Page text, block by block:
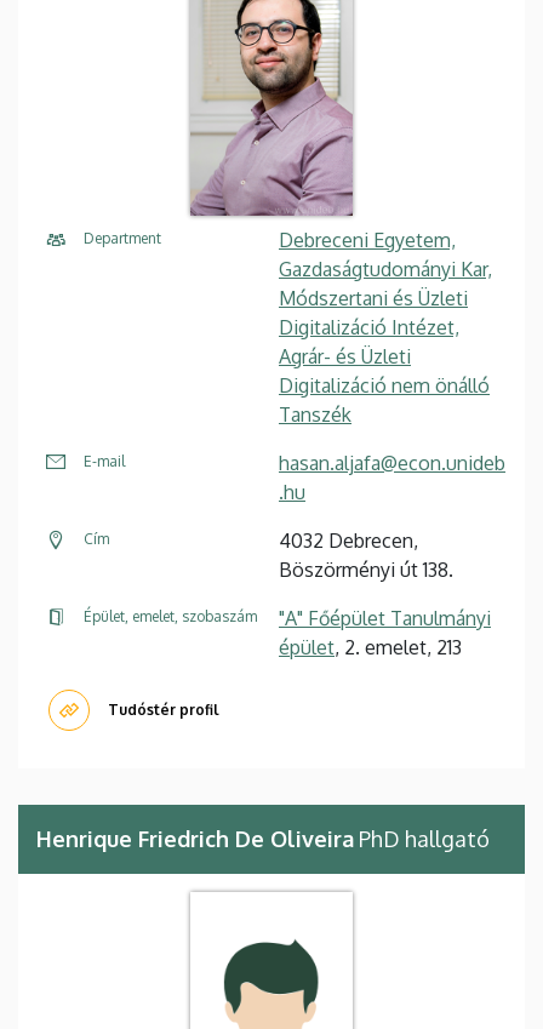
Department
Debreceni Egyetem,
Gazdaságtudományi Kar,
Módszertani és Üzleti
Digitalizáció Intézet,
Agrár- és Üzleti
Digitalizáció nem önálló
Tanszék
E-mail
hasan.aljafa@econ.unideb
.hu
Cím
4032 Debrecen,
Böszörményi út 138.
Épület, emelet, szobaszám
"A" Főépület Tanulmányi
épület, 2. emelet, 213
Tudóstér profil
Henrique Friedrich De Oliveira PhD hallgató